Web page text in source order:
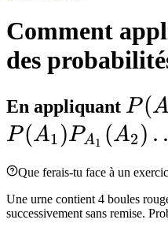
Comment
des
En appliquant P (A
P (A1)PA1 (A2)
Que ferais-tu face à un
Une urne contient 4 boules
successivement sans remise.